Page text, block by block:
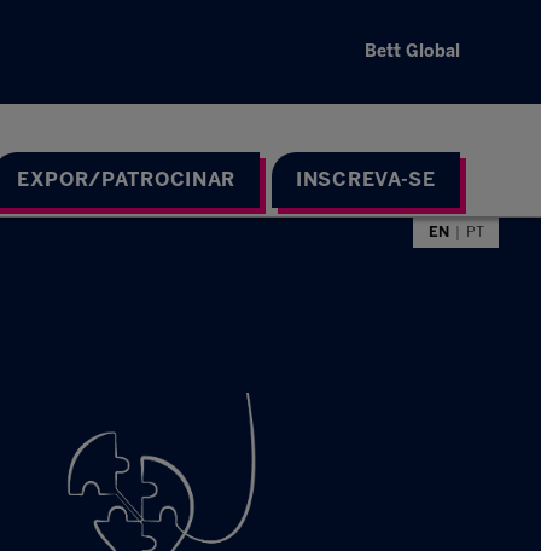
Bett Global
EXPOR/PATROCINAR INSCREVA-SE
EN PT